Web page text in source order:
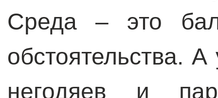
Среда – это
обстоятельства.
негодяев и